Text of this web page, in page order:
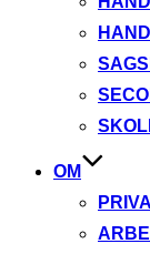
OM